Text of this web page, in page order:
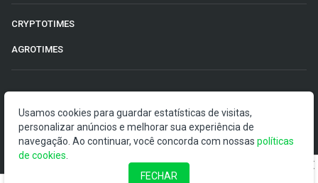
CRYPTOTIMES
AGROTIMES
O Money Times publica matérias de cunho jornalístico, que
visam a democratização da informação. Nossas
publicações devem ser compreendidas como boletins
anunciadores e divulgadores, e não como uma
Usamos cookies para guardar estatísticas de visitas,
personalizar anúncios e melhorar sua experiência de
navegação. Ao continuar, você concorda com nossas políticas
de cookies
FECHAR